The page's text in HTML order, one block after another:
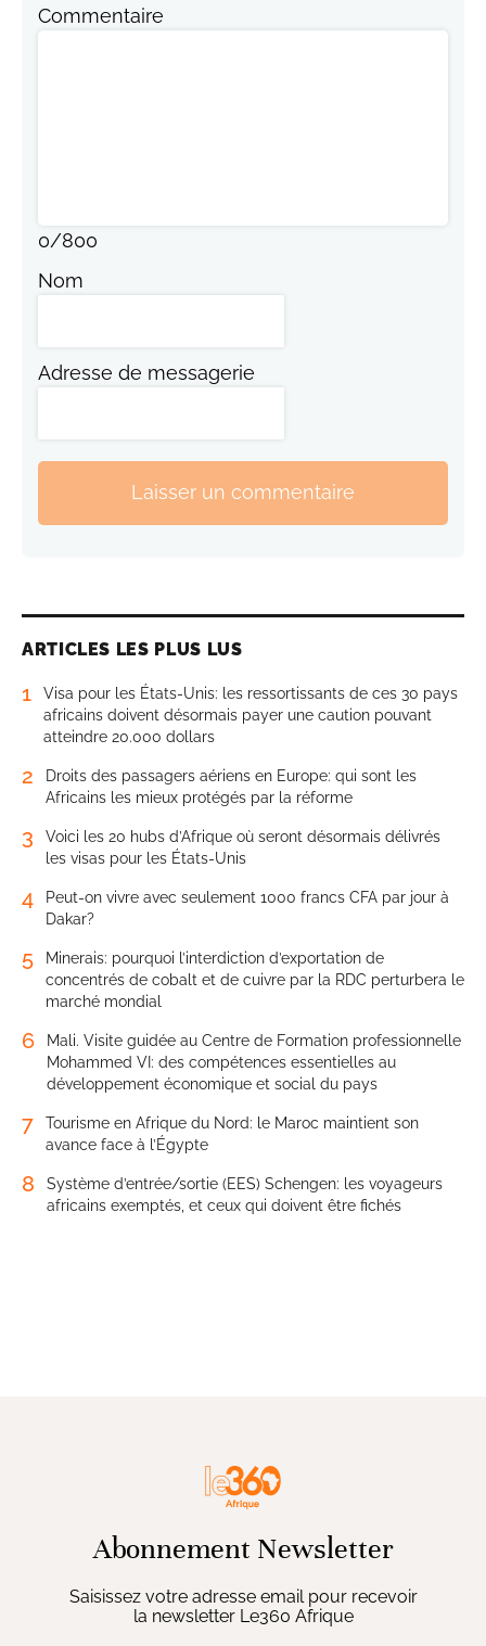
Commentaire
0/800
Nom
Adresse de messagerie
Laisser un commentaire
ARTICLES LES PLUS LUS
1
Visa pour les États-Unis: les ressortissants de ces 30 pays
africains doivent désormais payer une caution pouvant
atteindre 20.000 dollars
2
Droits des passagers aériens en Europe: qui sont les
Africains les mieux protégés par la réforme
3
Voici les 20 hubs d’Afrique où seront désormais délivrés
les visas pour les États-Unis
4
Peut-on vivre avec seulement 1000 francs CFA par jour à
Dakar?
5
Minerais: pourquoi l’interdiction d’exportation de
concentrés de cobalt et de cuivre par la RDC perturbera le
marché mondial
6
Mali. Visite guidée au Centre de Formation professionnelle
Mohammed VI: des compétences essentielles au
développement économique et social du pays
7
Tourisme en Afrique du Nord: le Maroc maintient son
avance face à l’Égypte
8
Système d’entrée/sortie (EES) Schengen: les voyageurs
africains exemptés, et ceux qui doivent être fichés
Abonnement Newsletter
Saisissez votre adresse email pour recevoir
la newsletter Le360 Afrique